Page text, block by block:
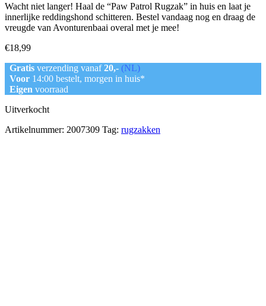
Wacht niet langer! Haal de “Paw Patrol Rugzak” in huis en laat je
innerlijke reddingshond schitteren. Bestel vandaag nog en draag de
vreugde van Avonturenbaai overal met je mee!
€18,99
Gratis verzending vanaf20,- (NL)
Voor 14:00 bestelt, morgen in huis*
Eigen voorraad
Uitverkocht
Artikelnummer: 2007309 Tag: rugzakken